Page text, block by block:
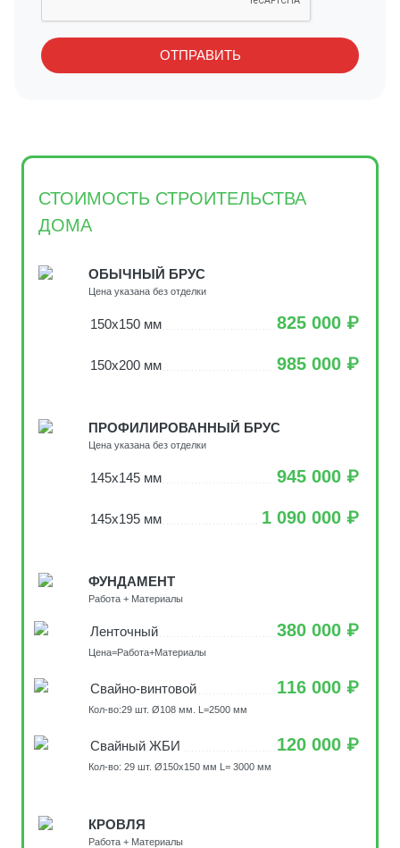
СТОИМОСТЬ СТРОИТЕЛЬСТВА
ДОМА
ОБЫЧНЫЙ БРУС
Цена указана без отделки
150х150 мм 825 000 ₽
150х200 мм 985 000 ₽
ПРОФИЛИРОВАННЫЙ БРУС
Цена указана без отделки
145х145 мм 945 000 ₽
145х195 мм 1 090 000 ₽
ФУНДАМЕНТ
Работа + Материалы
Ленточный 380 000 ₽
Цена=Работа+Материалы
Свайно-винтовой 116 000 ₽
Кол-во:29 шт. Ø108 мм. L=2500 мм
Свайный ЖБИ 120 000 ₽
Кол-во: 29 шт. Ø150х150 мм L= 3000 мм
КРОВЛЯ
Работа + Материалы